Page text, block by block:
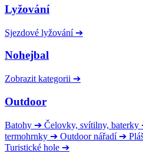
Lyžování
Sjezdové lyžování ➔
Nohejbal
Zobrazit kategorii ➔
Outdoor
Batohy ➔ Čelovky, svítilny, baterky
termohrnky ➔ Outdoor nářadí ➔
Turistické hole ➔